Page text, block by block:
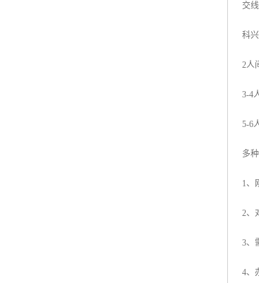
交
科
2人
3-4
5-6
多
1、
2、
3、
4、